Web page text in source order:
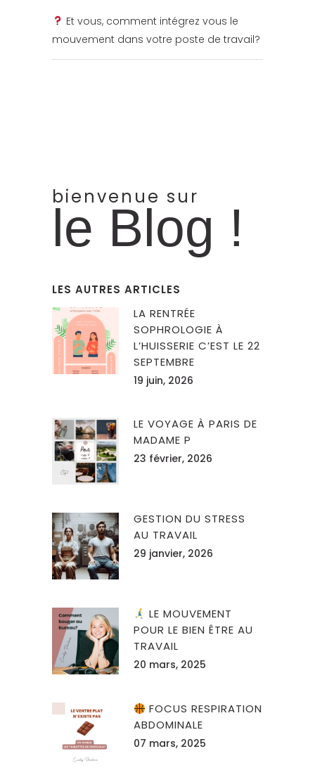
Et vous, comment intégrez vous le
mouvement dans votre poste de travail?
bienvenue sur
le Blog !
LES AUTRES ARTICLES
LA RENTRÉE
SOPHROLOGIE À
L’HUISSERIE C’EST LE 22
SEPTEMBRE
19 juin, 2026
LE VOYAGE À PARIS DE
MADAME P
23 février, 2026
GESTION DU STRESS
AU TRAVAIL
29 janvier, 2026
LE MOUVEMENT
POUR LE BIEN ÊTRE AU
TRAVAIL
20 mars, 2025
FOCUS RESPIRATION
ABDOMINALE
07 mars, 2025